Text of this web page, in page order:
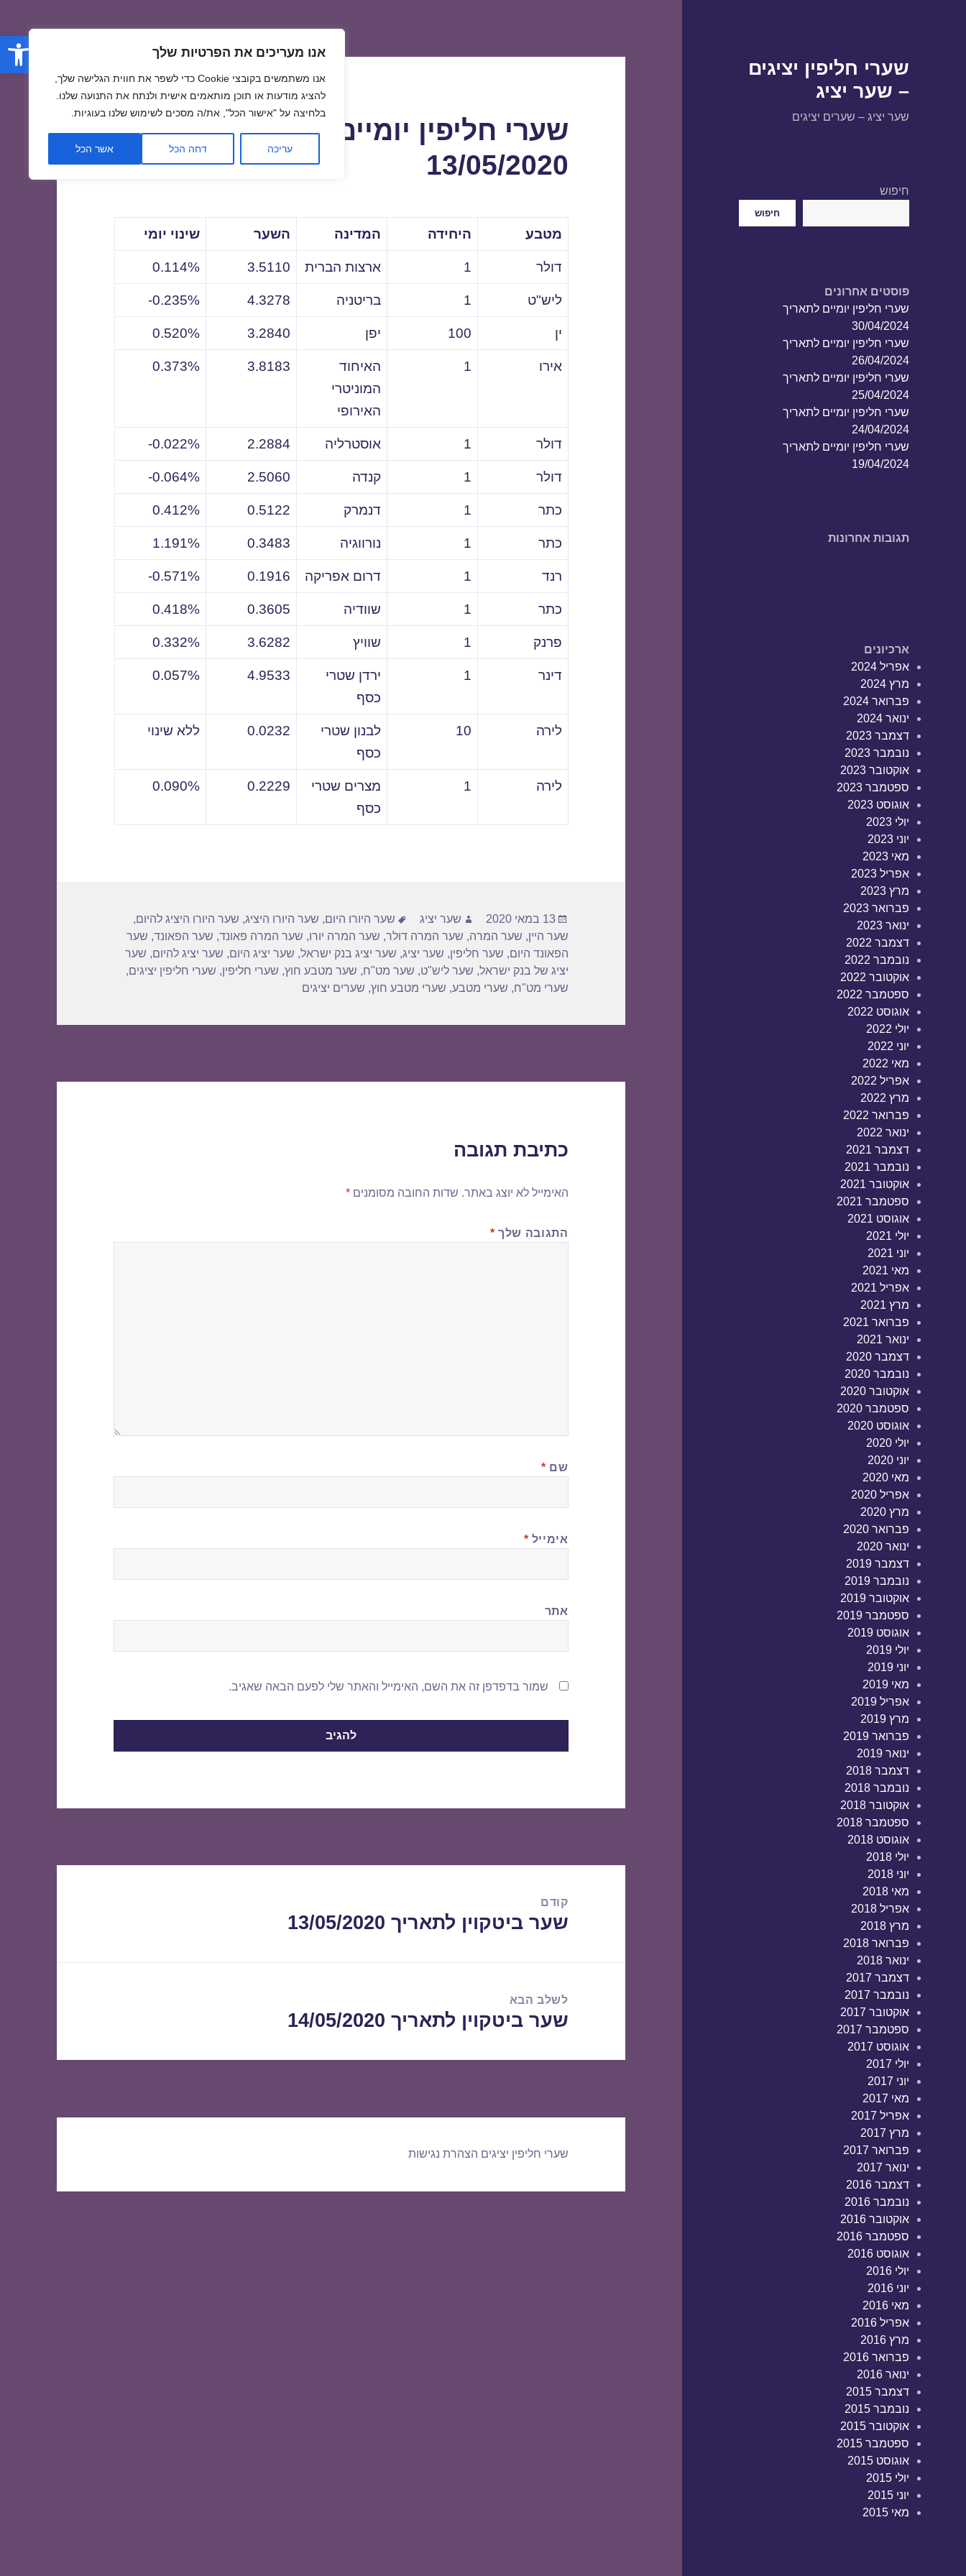
פתח אנו מעריכים את הפרטיות שלך
אנו משתמשים בקובצי Cookie כדי לשפר את חווית הגלישה שלך,
להציג מודעות או תוכן מותאמים אישית ולנתח את התנועה שלנו.
בלחיצה על "אישור הכל", את/ה מסכים לשימוש שלנו בעוגיות.
עריכה דחה הכל אשר הכל
שערי חליפין יציגים
– שער יציג
שער יציג – שערים יציגים
חיפוש
חיפוש
פוסטים אחרונים
שערי חליפין יומיים לתאריך
30/04/2024
שערי חליפין יומיים לתאריך
26/04/2024
שערי חליפין יומיים לתאריך
25/04/2024
שערי חליפין יומיים לתאריך
24/04/2024
שערי חליפין יומיים לתאריך
19/04/2024
תגובות אחרונות
ארכיונים
אפריל 2024
מרץ 2024
פברואר 2024
ינואר 2024
דצמבר 2023
נובמבר 2023
אוקטובר 2023
ספטמבר 2023
אוגוסט 2023
יולי 2023
יוני 2023
מאי 2023
אפריל 2023
מרץ 2023
פברואר 2023
ינואר 2023
דצמבר 2022
נובמבר 2022
אוקטובר 2022
ספטמבר 2022
אוגוסט 2022
יולי 2022
יוני 2022
מאי 2022
אפריל 2022
מרץ 2022
פברואר 2022
ינואר 2022
דצמבר 2021
נובמבר 2021
אוקטובר 2021
ספטמבר 2021
אוגוסט 2021
יולי 2021
יוני 2021
מאי 2021
אפריל 2021
מרץ 2021
פברואר 2021
ינואר 2021
דצמבר 2020
נובמבר 2020
אוקטובר 2020
ספטמבר 2020
אוגוסט 2020
יולי 2020
יוני 2020
מאי 2020
אפריל 2020
מרץ 2020
פברואר 2020
ינואר 2020
דצמבר 2019
נובמבר 2019
אוקטובר 2019
ספטמבר 2019
אוגוסט 2019
יולי 2019
יוני 2019
מאי 2019
אפריל 2019
מרץ 2019
פברואר 2019
ינואר 2019
דצמבר 2018
נובמבר 2018
אוקטובר 2018
ספטמבר 2018
אוגוסט 2018
יולי 2018
יוני 2018
מאי 2018
אפריל 2018
מרץ 2018
פברואר 2018
ינואר 2018
דצמבר 2017
נובמבר 2017
אוקטובר 2017
ספטמבר 2017
אוגוסט 2017
יולי 2017
יוני 2017
מאי 2017
אפריל 2017
מרץ 2017
פברואר 2017
ינואר 2017
דצמבר 2016
נובמבר 2016
אוקטובר 2016
ספטמבר 2016
אוגוסט 2016
יולי 2016
יוני 2016
מאי 2016
אפריל 2016
מרץ 2016
פברואר 2016
ינואר 2016
דצמבר 2015
נובמבר 2015
אוקטובר 2015
ספטמבר 2015
אוגוסט 2015
יולי 2015
יוני 2015
מאי 2015
שערי חליפין יומיים לתאריך
13/05/2020
מטבע היחידה המדינה השער שינוי יומי
דולר 1 ארצות הברית 3.5110
0.114%
ליש"ט 1 בריטניה 4.3278
0.235%-
ין 100 יפן 3.2840
0.520%
אירו 1
האיחוד
המוניטרי
האירופי
3.8183
0.373%
דולר 1 אוסטרליה 2.2884
0.022%-
דולר 1 קנדה 2.5060
0.064%-
כתר 1 דנמרק 0.5122
0.412%
כתר 1 נורווגיה 0.3483
1.191%
רנד 1 דרום אפריקה 0.1916
0.571%-
כתר 1 שוודיה 0.3605
0.418%
פרנק 1 שוויץ 3.6282
0.332%
דינר 1
ירדן שטרי
כסף
4.9533
0.057%
לירה 10
לבנון שטרי
כסף
0.0232 ללא שינוי
לירה 1
מצרים שטרי
כסף
0.2229
0.090%
פורסם
בתאריך
13 במאי 2020 מחבר
שער יציג תגיות
שער היורו היום, שער היורו היציג, שער היורו היציג להיום,
שער היין, שער המרה, שער המרה דולר, שער המרה יורו, שער המרה פאונד, שער הפאונד, שער
הפאונד היום, שער חליפין, שער יציג, שער יציג בנק ישראל, שער יציג היום, שער יציג להיום, שער
יציג של בנק ישראל, שער ליש"ט, שער מט"ח, שער מטבע חוץ, שערי חליפין, שערי חליפין יציגים,
שערי מט"ח, שערי מטבע, שערי מטבע חוץ, שערים יציגים
כתיבת תגובה
האימייל לא יוצג באתר. שדות החובה מסומנים*
התגובה שלך *
שם *
אימייל *
אתר
שמור בדפדפן זה את השם, האימייל והאתר שלי לפעם הבאה שאגיב.
קודם
הפוסט
שער ביטקוין לתאריך 13/05/2020
לשלב הבא
הפוסט
שער ביטקוין לתאריך 14/05/2020
שערי חליפין יציגים הצהרת נגישות